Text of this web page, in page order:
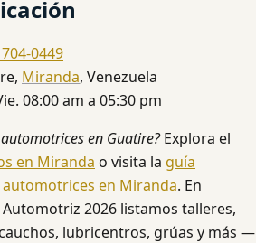
0449
Miranda, Venezuela
08:00 am a 05:30 pm
en Guatire?Explora el
en Miranda o visita la guía
en Miranda. En
2026 listamos talleres,
lubricentros, grúas y más —